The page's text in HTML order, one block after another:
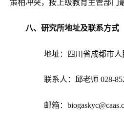
策相冲突，按上级教育主管部门
八、研究所地址及联系方式
地址：四川省成都市人
联系人：邱老师 028-
邮箱：